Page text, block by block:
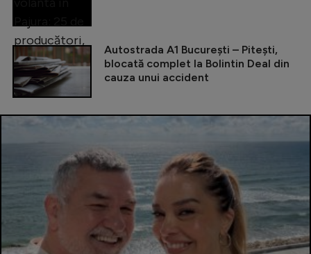
Autostrada A1 București – Pitești,
blocată complet la Bolintin Deal din
cauza unui accident